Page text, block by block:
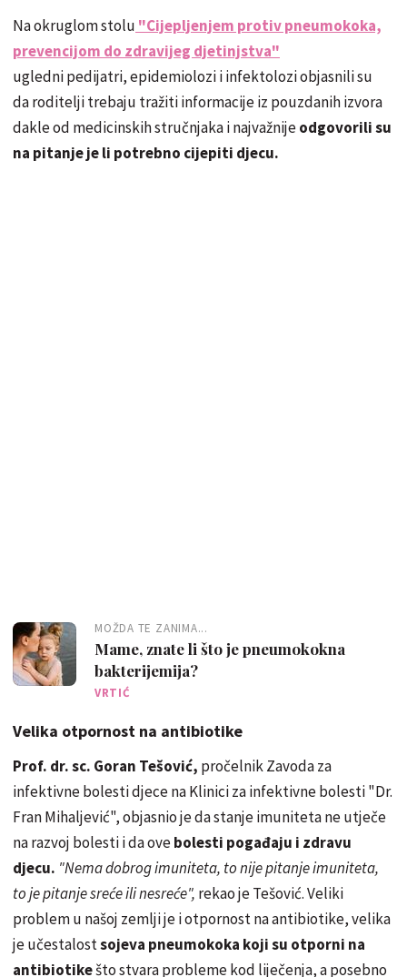
Na okruglom stolu "Cijepljenjem protiv pneumokoka,
prevencijom do zdravijeg djetinjstva"
ugledni pedijatri, epidemiolozi i infektolozi objasnili su
da roditelji trebaju tražiti informacije iz pouzdanih izvora
dakle od medicinskih stručnjaka i najvažnijeodgovorili su
na pitanje je li potrebno cijepiti djecu.
MOŽDA TE ZANIMA...
Mame, znate li što je pneumokokna
bakterijemija?
VRTIĆ
Velika otpornost na antibiotike
Prof. dr. sc. Goran Tešović, pročelnik Zavoda za
infektivne bolesti djece na Klinici za infektivne bolesti "Dr.
Fran Mihaljević", objasnio je da stanje imuniteta ne utječe
na razvoj bolesti i da ovebolesti pogađaju i zdravu
djecu. "Nema dobrog imuniteta, to nije pitanje imuniteta,
to je pitanje sreće ili nesreće", rekao je Tešović. Veliki
problem u našoj zemlji je i otpornost na antibiotike, velika
je učestalostsojeva pneumokoka koji su otporni na
antibiotikešto stvara probleme kod liječenja, a posebno